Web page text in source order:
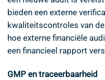
bieden een externe
kwaliteitscontroles van
hoe externe financiële
een financieel rapport
GMP en traceerbaarheid